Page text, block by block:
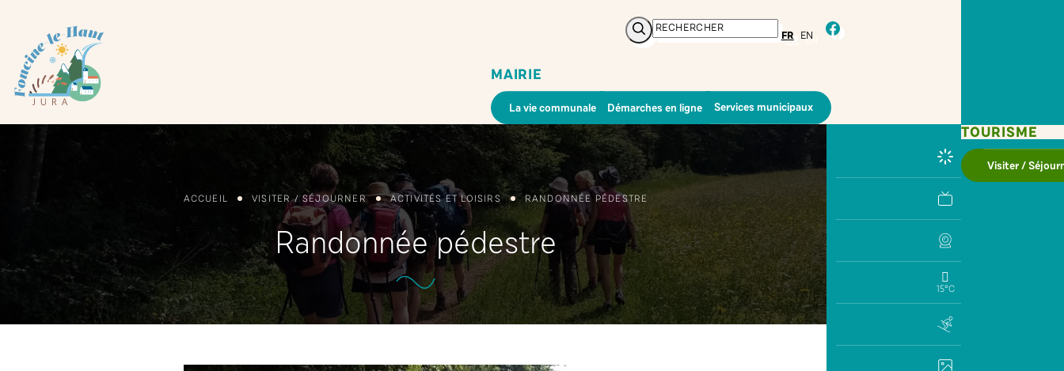
Rechercher FR EN facebook
MAIRIE
La vie communale Démarches en ligne Services municipaux
TOURISME
Visiter /
15°C
ACCUEIL VISITER / SÉJOURNER ACTIVITÉS ET LOISIRS RANDONNÉE PÉDESTRE
Randonnée pédestre